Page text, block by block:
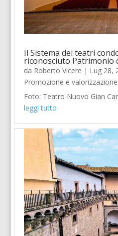
Il Sistema dei teatri
riconosciuto Patrimonio
da Roberto Vicere | Lug 28,
Promozione e valorizzazione
Foto: Teatro Nuovo Gian
leggi tutto